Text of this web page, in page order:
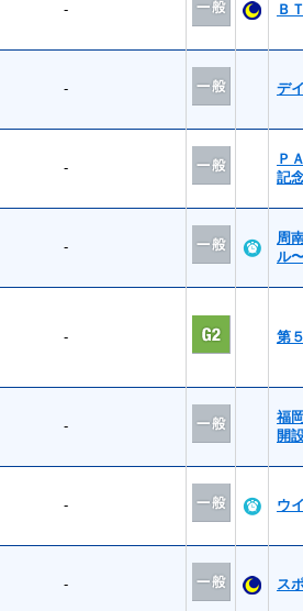
- Ｂ
- デ
-
Ｐ
記
-
周
ル
- 第
-
福
開
- ウ
- ス